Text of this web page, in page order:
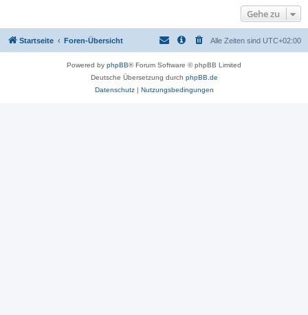
Gehe zu
Startseite Foren-Übersicht Alle Zeiten sind UTC+02:00
Powered by phpBB® Forum Software © phpBB Limited
Deutsche Übersetzung durch phpBB.de
Datenschutz| Nutzungsbedingungen